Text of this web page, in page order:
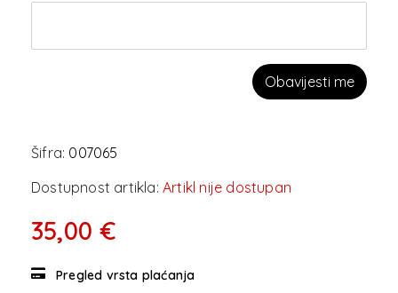
Obavijesti me
Šifra: 007065
Dostupnost artikla: Artikl nije dostupan
35,00 €
Pregled vrsta plaćanja